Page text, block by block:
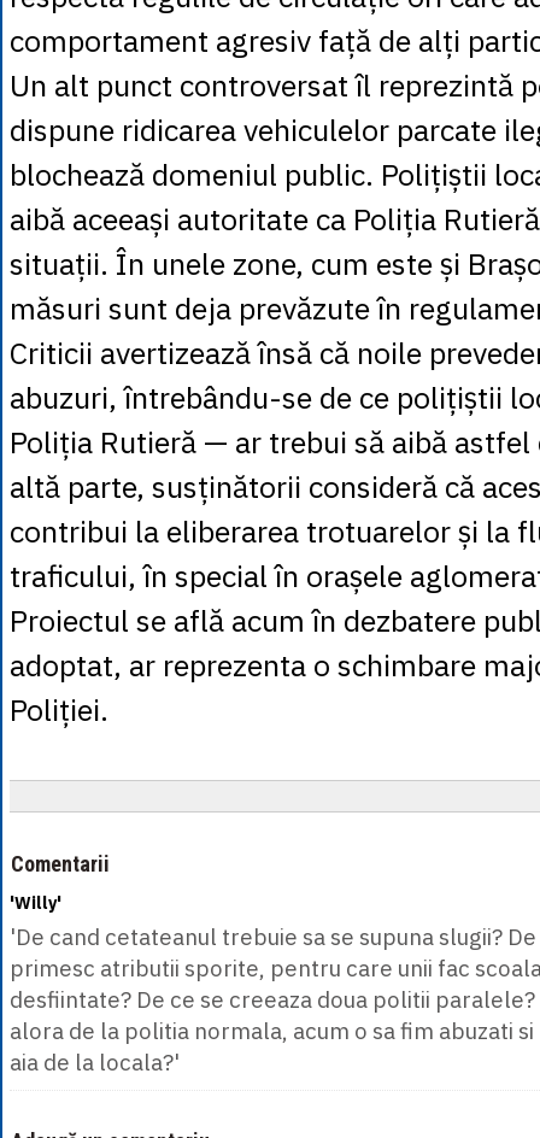
comportament agresiv față de alți
Un alt punct controversat îl reprezintă
dispune ridicarea vehiculelor parcate
blochează domeniul public. Polițiștii
aibă aceeași autoritate ca Poliția
situații. În unele zone, cum este și
măsuri sunt deja prevăzute în
Criticii avertizează însă că noile
abuzuri, întrebându-se de ce polițiștii
Poliția Rutieră — ar trebui să aibă astfel
altă parte, susținătorii consideră că
contribui la eliberarea trotuarelor și la
traficului, în special în orașele
Proiectul se află acum în dezbatere
adoptat, ar reprezenta o schimbare
Poliției.
Comentarii
'Willy'
'De cand cetateanul trebuie sa se supuna slugii?
primesc atributii sporite, pentru care unii fac
desfiintate? De ce se creeaza doua politii
alora de la politia normala, acum o sa fim abuzati
aia de la locala?'